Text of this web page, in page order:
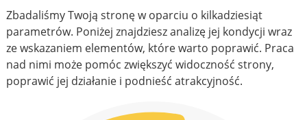
Zbadaliśmy Twoją stronę w oparciu o kilkadziesiąt
parametrów. Poniżej znajdziesz analizę jej kondycji wraz
ze wskazaniem elementów, które warto poprawić. Praca
nad nimi może pomóc zwiększyć widoczność strony,
poprawić jej działanie i podnieść atrakcyjność.